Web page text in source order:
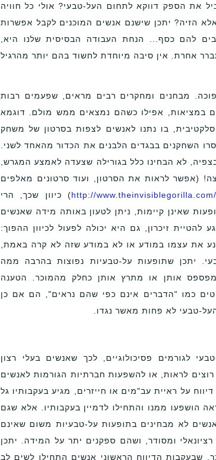
את הספק דווקא לתחום העל-טבעי? אולי כל חוויה
אלא הזיה? יתכן שישנם אנשים המוכנים לקבל אפשרות
להם כסף... הנחת העבודה הבסיסית שלנו היא,
אחרת. אין סיבה מיוחדת לחשוד בהם יותר מהרגיל
מבחנים ומחקרים רבים מראים, שפעמים רבות
במציאות, אפילו כשהם נמצאים ממש מולם. דוגמא
בו נתנו לאנשים לצפות בסרטון של משחק
השחקנים בבגדים הלבנים את הכדור מהאחד לשני.
לא הבחינו כלל בגורילה שצעדה לאמצע המגרש,
(אפשר לראות את הסרטון, ועוד סרטונים מאלפים
http://) כיוון שכך, הרי
שאינן קיימות, ניתן לטעון באותה מידה שאנשים
להטיית זיכרון, גם היא יכולה לפעול לכיוון ההפוך:
את עצמו במודע או לא במודע שזה לא קרה באמת,
יתכן שתופעות על-טבעיות נפוצות בהרבה ממה
אותן או מתרץ אותן כחלק מהמוכר. הטענה
כמו "הדברים אינם כפי שהם נראים", הם אם כן
טבעי לא פחות מאשר נגדו.
לגורמים פסיכולוגיים, לכך שאנשים בעלי רצון
לראות, או להשפעות חברתיות הגורמות לאנשים
על ראיית עב"מים או חייזרים, מגיע בעקבותיו גל
הושפעו ממנו והתחילו לדמיין בעקבותיו. אלא שגם
לא מבחינים בתופעות על-טבעיות משום שאינם
ומסודר, ושהם ספקנים יתר על המידה. יתכן
שבעקבות הדיווח הראשוני אנשים התחילו לשים לב